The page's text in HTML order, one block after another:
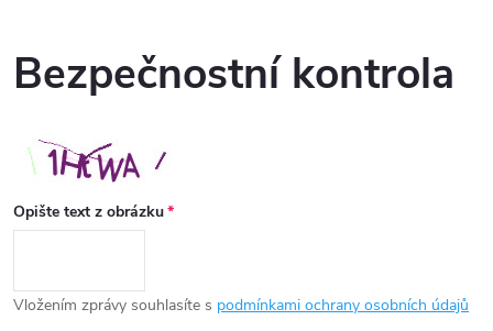
Bezpečnostní kontrola
Opište text z obrázku
Vložením zprávy souhlasíte s podmínkami ochrany osobních údajů